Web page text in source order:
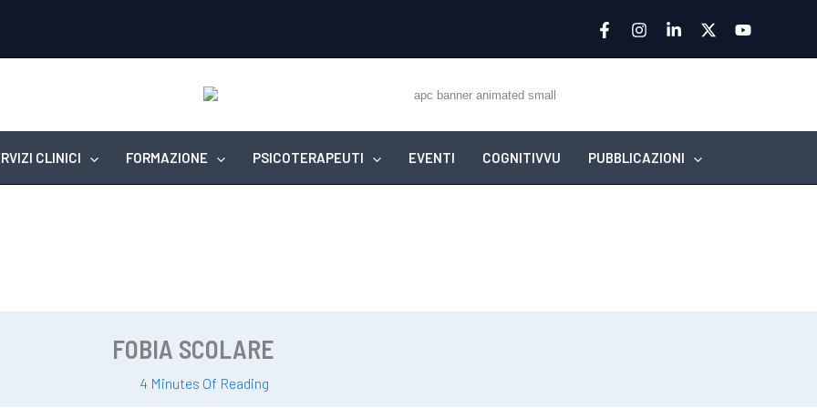
CLINICI FORMAZIONE PSICOTERAPEUTI EVENTI COGNITIVVU PUBBLICAZIONI
FOBIA SCOLARE
4 Minutes Of Reading